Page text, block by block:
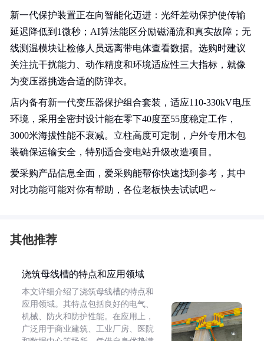
新一代保护装置正在向智能化迈进：光纤差动保护使传输
延迟降低到1微秒；AI算法能区分励磁涌流和真实故障；无
线测温模块让检修人员远离带电体查看数据。选购时建议
关注抗干扰能力、动作精度和环境适应性三大指标，就像
为变压器挑选合适的防弹衣。
店内备有新一代变压器保护组合套装，适应110-330kV电压
环境，采用全密封设计能在零下40度至55度稳定工作，
3000米海拔性能不衰减。立柱高度可定制，户外专用木包
装确保运输安全，特别适合变电站升级改造项目。
爱采购产品信息全面，爱采购能帮你快速找到参考，其中
对比功能可能对你有帮助，各位老板快去试试吧～
其他推荐
浇筑母线槽的特点和应用领域
本文详细介绍了浇筑母线槽的特点和
应用领域。其特点包括良好的电气、
机械、防火和防护性能。在应用上，
广泛用于商业建筑、工业厂房、医院